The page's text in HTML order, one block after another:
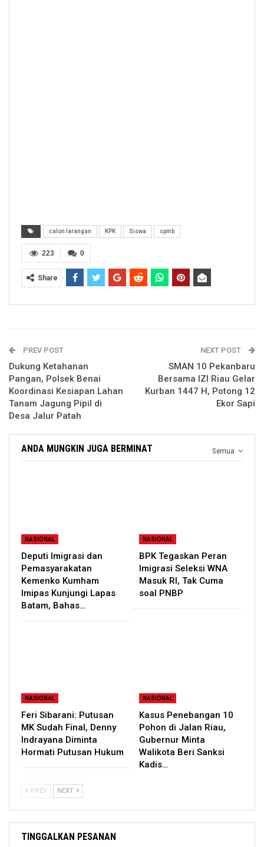
calon larangan KPK Siswa spmb
0
223
Share
PREV POST
Dukung Ketahanan
Pangan, Polsek Benai
Koordinasi Kesiapan Lahan
Tanam Jagung Pipil di
Desa Jalur Patah
NEXT POST
SMAN 10 Pekanbaru
Bersama IZI Riau Gelar
Kurban 1447 H, Potong 12
Ekor Sapi
Semua
ANDA MUNGKIN JUGA BERMINAT
NASIONAL
Deputi Imigrasi dan
Pemasyarakatan
Kemenko Kumham
Imipas Kunjungi Lapas
Batam, Bahas…
NASIONAL
BPK Tegaskan Peran
Imigrasi Seleksi WNA
Masuk RI, Tak Cuma
soal PNBP
NASIONAL
Feri Sibarani: Putusan
MK Sudah Final, Denny
Indrayana Diminta
Hormati Putusan Hukum
NASIONAL
Kasus Penebangan 10
Pohon di Jalan Riau,
Gubernur Minta
Walikota Beri Sanksi
Kadis…
PREV NEXT
TINGGALKAN PESANAN